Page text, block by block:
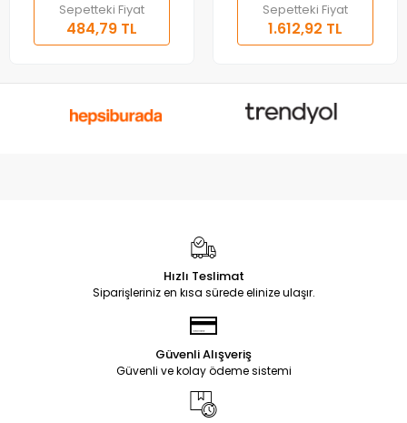
Sepetteki Fiyat
484,79 TL
Sepetteki Fiyat
1.612,92 TL
Hızlı Teslimat
Siparişleriniz en kısa sürede elinize ulaşır.
Güvenli Alışveriş
Güvenli ve kolay ödeme sistemi